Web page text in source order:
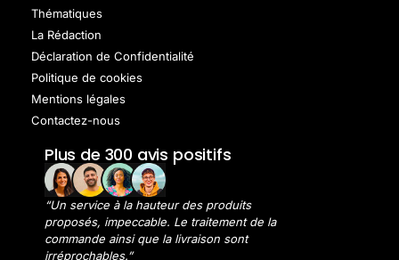
Thématiques
La Rédaction
Déclaration de Confidentialité
Politique de cookies
Mentions légales
Contactez-nous
Plus de 300 avis positifs
“Un service à la hauteur des produits
proposés, impeccable. Le traitement de la
commande ainsi que la livraison sont
irréprochables.”